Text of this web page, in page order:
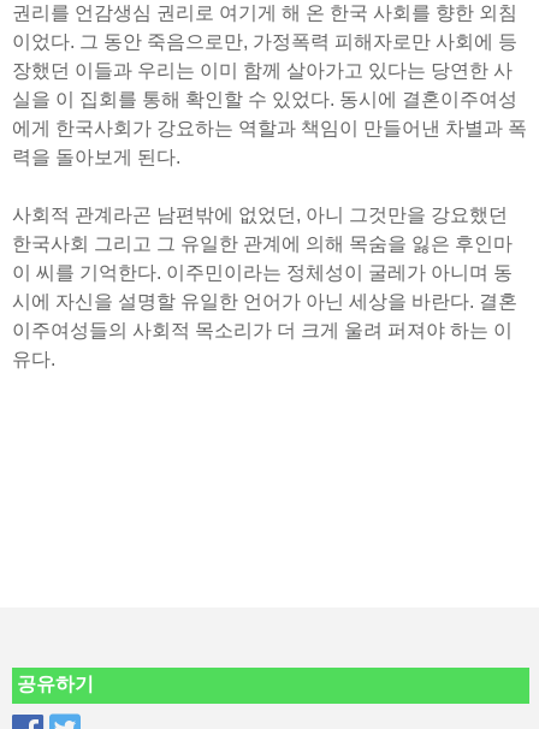
권리를 언감생심 권리로 여기게 해 온 한국 사회를 향한 외침
이었다. 그 동안 죽음으로만, 가정폭력 피해자로만 사회에 등
장했던 이들과 우리는 이미 함께 살아가고 있다는 당연한 사
실을 이 집회를 통해 확인할 수 있었다. 동시에 결혼이주여성
에게 한국사회가 강요하는 역할과 책임이 만들어낸 차별과 폭
력을 돌아보게 된다.
사회적 관계라곤 남편밖에 없었던, 아니 그것만을 강요했던
한국사회 그리고 그 유일한 관계에 의해 목숨을 잃은 후인마
이 씨를 기억한다. 이주민이라는 정체성이 굴레가 아니며 동
시에 자신을 설명할 유일한 언어가 아닌 세상을 바란다. 결혼
이주여성들의 사회적 목소리가 더 크게 울려 퍼져야 하는 이
유다.
공유하기